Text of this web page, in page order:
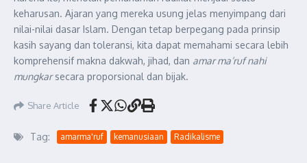
keharusan. Ajaran yang mereka usung jelas menyimpang dari
nilai-nilai dasar Islam. Dengan tetap berpegang pada prinsip
kasih sayang dan toleransi, kita dapat memahami secara lebih
komprehensif makna dakwah, jihad, dan amar ma’ruf nahi
mungkarsecara proporsional dan bijak.
Share Article
Tag: amarma'ruf kemanusiaan Radikalisme